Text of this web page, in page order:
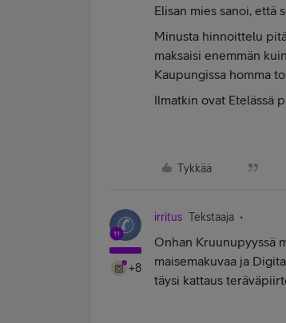
Elisan mies sanoi, että
Minusta hinnoittelu
maksaisi enemmän
Kaupungissa homma
Ilmatkin ovat Etelässä
Tykkää
+8
irritus Tekstaaja
Onhan Kruunupyyssä
maisemakuvaa ja
täysi kattaus